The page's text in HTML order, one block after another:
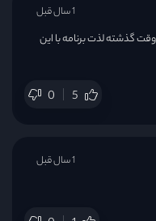
گذشته لذت برنامه با این
0 5
1 سال قبل
1 سال قبل